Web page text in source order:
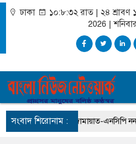
ঢাকা ১০:৮:৩২ রাত| ২৪ শ্রাবণ
2026 |
সংবাদ শিরোনাম :
প্রসিকিউটর জামায়াত-এনসিপি নন-